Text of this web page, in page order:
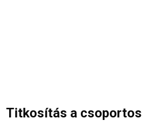
Titkosítás a csoportos